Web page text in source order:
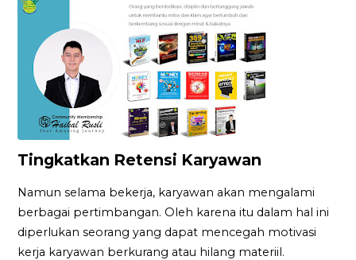
Tingkatkan Retensi Karyawan
Namun selama bekerja, karyawan akan mengalami
berbagai pertimbangan. Oleh karena itu dalam hal ini
diperlukan seorang yang dapat mencegah motivasi
kerja karyawan berkurang atau hilang materiil.